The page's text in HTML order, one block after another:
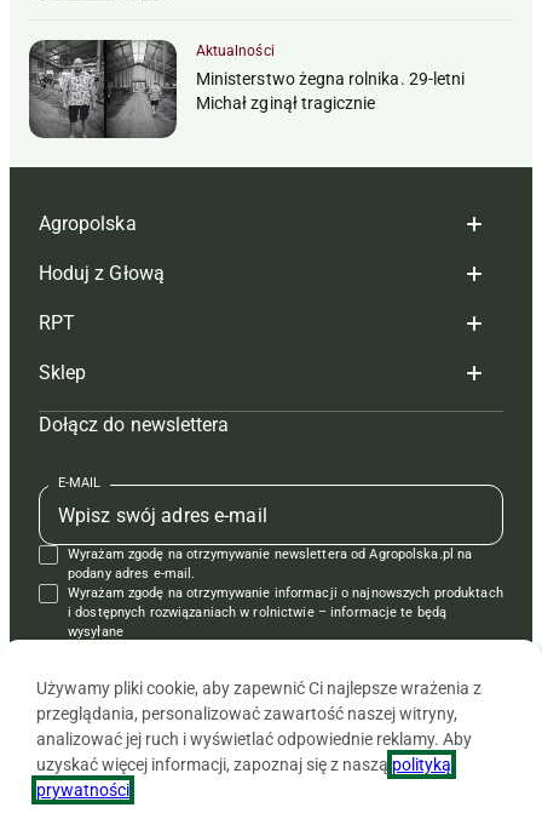
Aktualności
Ministerstwo żegna rolnika. 29-letni
Michał zginął tragicznie
Agropolska
Redakcja
Reklama
Tagi
Mapa serwisu
Kontakt
Regulamin
Polityka prywatności
Hoduj z Głową
Hoduj z głową bydło
Hoduj z głową świnie
Prenumerata
Redakcja
Kontakt
Reklama
RPT
Redakcja
Prenumerata
Reklama
Kontakt
Krzyżówki
Sklep
Czasopisma i prenumerata
Książki
Regulamin
Dołącz do newslettera
E-MAIL
Wyrażam zgodę na otrzymywanie newslettera od Agropolska.pl na
podany adres e-mail.
Wyrażam zgodę na otrzymywanie informacji o najnowszych produktach
i dostępnych rozwiązaniach w rolnictwie – informacje te będą
wysyłane
Używamy pliki cookie, aby zapewnić Ci najlepsze wrażenia z
przeglądania, personalizować zawartość naszej witryny,
analizować jej ruch i wyświetlać odpowiednie reklamy. Aby
uzyskać więcej informacji, zapoznaj się z naszą polityką
prywatności